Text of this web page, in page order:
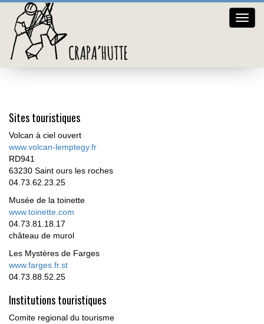
Crapa
hutte
Sites touristiques
Sites touristiques
Volcan à ciel ouvert
www.volcan-lemptegy.fr
RD941
63230 Saint ours les roches
04.73.62.23.25
Musée de la toinette
www.toinette.com
04.73.81.18.17
château de murol
Les Mystères de Farges
www.farges.fr.st
04.73.88.52.25
Institutions touristiques
Comite regional du tourisme